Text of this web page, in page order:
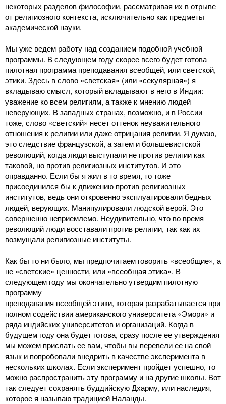
некоторых разделов философии, рассматривая их в отрыве
от религиозного контекста, исключительно как предметы
академической науки.
Мы уже ведем работу над созданием подобной учебной
программы. В следующем году скорее всего будет готова
пилотная программа преподавания всеобщей, или светской,
этики. Здесь в слово «светская» (или «секулярная») я
вкладываю смысл, который вкладывают в него в Индии:
уважение ко всем религиям, а также к мнению людей
неверующих. В западных странах, возможно, и в России
тоже, слово «светский» несет оттенок неуважительного
отношения к религии или даже отрицания религии. Я думаю,
это следствие французской, а затем и большевистской
революций, когда люди выступали не против религии как
таковой, но против религиозных институтов. И это
оправданно. Если бы я жил в то время, то тоже
присоединился бы к движению против религиозных
институтов, ведь они откровенно эксплуатировали бедных
людей, верующих. Манипулировали людской верой. Это
совершенно неприемлемо. Неудивительно, что во время
революций люди восставали против религии, так как их
возмущали религиозные институты.
Как бы то ни было, мы предпочитаем говорить «всеобщие», а
не «светские» ценности, или «всеобщая этика». В
следующем году мы окончательно утвердим пилотную
программу
преподавания всеобщей этики, которая разрабатывается при
полном содействии американского университета «Эмори» и
ряда индийских университетов и организаций. Когда в
будущем году она будет готова, сразу после ее утверждения
мы можем прислать ее вам, чтобы вы перевели ее на свой
язык и попробовали внедрить в качестве эксперимента в
нескольких школах. Если эксперимент пройдет успешно, то
можно распространить эту программу и на другие школы. Вот
так следует сохранять буддийскую Дхарму, или наследия,
которое я называю традицией Наланды.